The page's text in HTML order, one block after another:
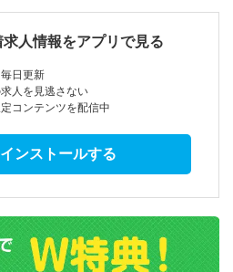
人情報をアプリで見る
日更新
人を見逃さない
コンテンツを配信中
ンストールする